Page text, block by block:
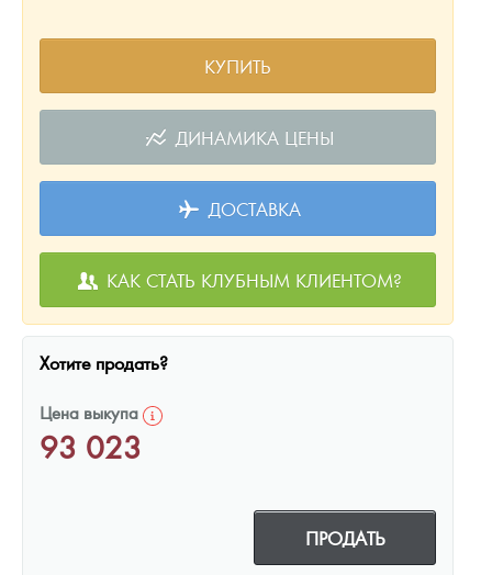
КУПИТЬ
ДИНАМИКА ЦЕНЫ
ДОСТАВКА
КАК СТАТЬ КЛУБНЫМ КЛИЕНТОМ?
Хотите продать?
Цена выкупа
93 023
ПРОДАТЬ